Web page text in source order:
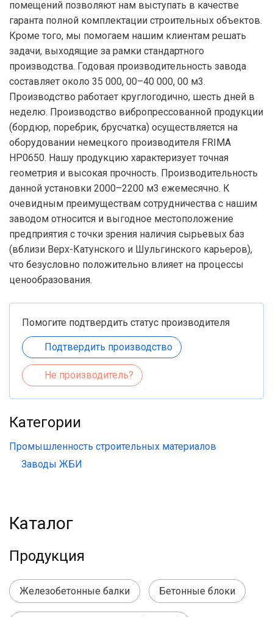
помещений позволяют нам выступать в качестве
гаранта полной комплектации строительных объектов.
Кроме того, мы помогаем нашим клиентам решать
задачи, выходящие за рамки стандартного
производства. Годовая производительность завода
составляет около 35 000, 00–40 000, 00 м3.
Производство работает круглогодично, шесть дней в
неделю. Производство вибропрессованной продукции
(бордюр, поребрик, брусчатка) осуществляется на
оборудовании немецкого производителя FRIMA
HP0650. Нашу продукцию характеризует точная
геометрия и высокая прочность. Производительность
данной установки 2000–2200 м3 ежемесячно. К
очевидным преимуществам сотрудничества с нашим
заводом относится и выгодное местоположение
предприятия с точки зрения наличия сырьевых баз
(вблизи Верх-Катунского и Шульгинского карьеров),
что безусловно положительно влияет на процессы
ценообразования.
Помогите подтвердить статус производителя
Подтвердить производство
Не производитель?
Категории
Промышленность строительных материалов
Заводы ЖБИ
Каталог
Продукция
Железобетонные балки Бетонные блоки